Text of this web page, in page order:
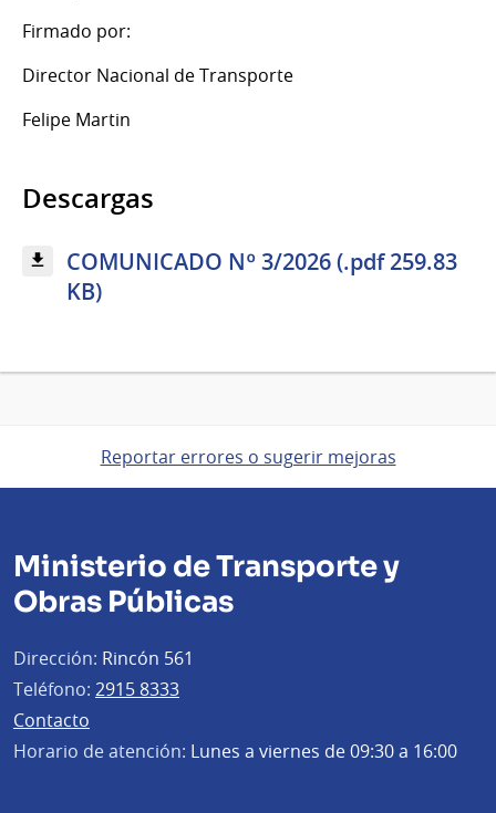
Firmado por:
Director Nacional de Transporte
Felipe Martin
Descargas
COMUNICADO Nº 3/2026 (.pdf 259.83
KB)
Reportar errores o sugerir mejoras
Ministerio de Transporte y
Obras Públicas
Dirección: Rincón 561
Teléfono: 2915 8333
Contacto
Horario de atención: Lunes a viernes de 09:30 a 16:00